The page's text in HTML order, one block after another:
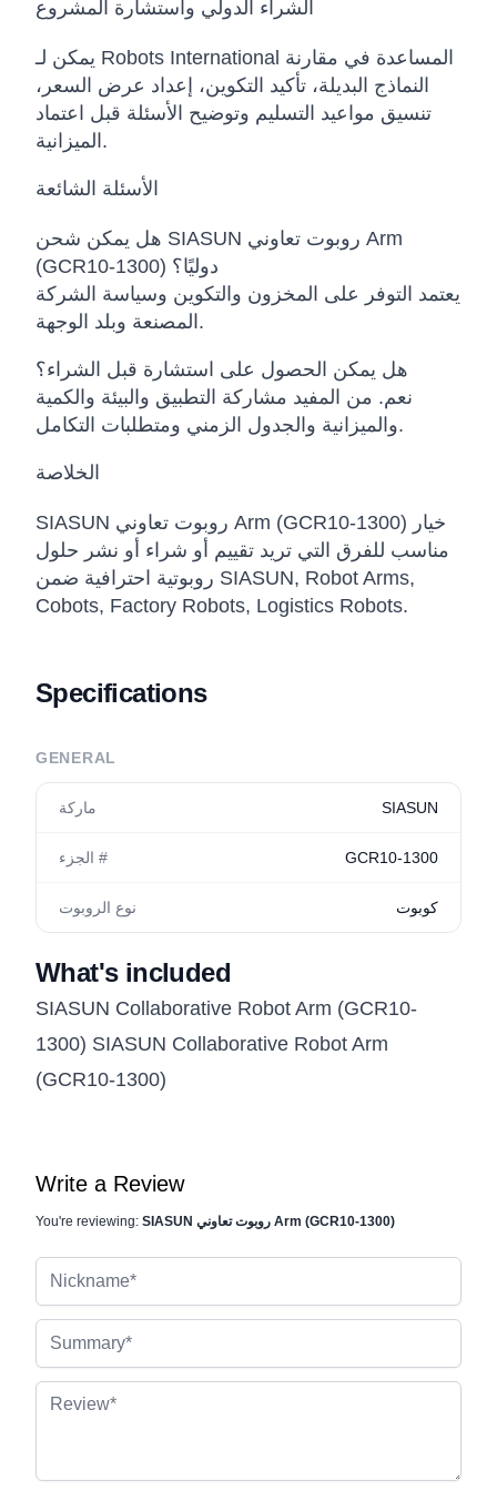
الشراء الدولي واستشارة المشروع
يمكن لـ Robots International المساعدة في مقارنة
النماذج البديلة، تأكيد التكوين، إعداد عرض السعر،
تنسيق مواعيد التسليم وتوضيح الأسئلة قبل اعتماد
الميزانية.
الأسئلة الشائعة
هل يمكن شحن SIASUN روبوت تعاوني Arm
(GCR10-1300) دوليًا؟
يعتمد التوفر على المخزون والتكوين وسياسة الشركة
المصنعة وبلد الوجهة.
هل يمكن الحصول على استشارة قبل الشراء؟
نعم. من المفيد مشاركة التطبيق والبيئة والكمية
والميزانية والجدول الزمني ومتطلبات التكامل.
الخلاصة
SIASUN روبوت تعاوني Arm (GCR10-1300) خيار
مناسب للفرق التي تريد تقييم أو شراء أو نشر حلول
روبوتية احترافية ضمن SIASUN, Robot Arms,
Cobots, Factory Robots, Logistics Robots.
Specifications
GENERAL
ماركة SIASUN
الجزء # GCR10-1300
نوع الروبوت كوبوت
What's included
SIASUN Collaborative Robot Arm (GCR10-
1300) SIASUN Collaborative Robot Arm
(GCR10-1300)
Write a Review
You're reviewing: SIASUN روبوت تعاوني Arm (GCR10-1300)
Review